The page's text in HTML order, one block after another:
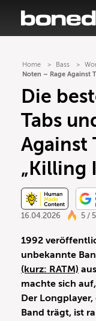
Home Bass
Noten – Rage Against
Die
Tabs
Against
„Killing
16.04.2026
5 / 5
1992
unbekannte
(kurz: RATM)
machte sich
Der
Band trägt, ist